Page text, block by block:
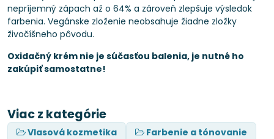
nepríjemný zápach až o 64% a zároveň zlepšuje výsledok
farbenia. Vegánske zloženie neobsahuje žiadne zložky
živočíšneho pôvodu.
Oxidačný krém nie je súčasťou balenia, je nutné ho
zakúpiť samostatne!
Viac z kategórie
Vlasová kozmetika
Farbenie a tónovanie